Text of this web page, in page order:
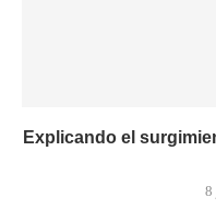
Explicando el
8